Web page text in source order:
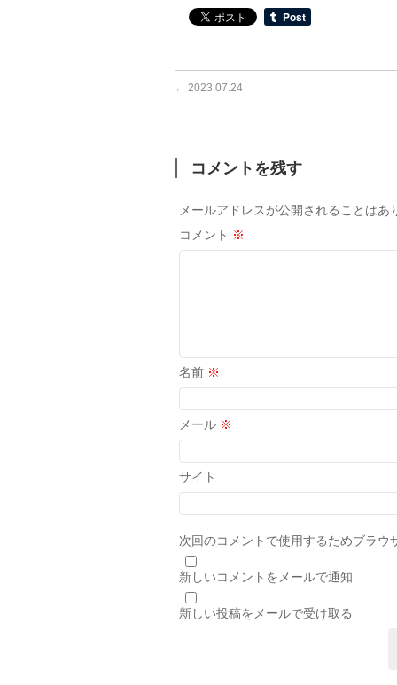
← 2023.07.24
コメントを残す
メールアドレスが公開されることはあ
コメント ※
名前 ※
メール ※
サイト
次回のコメントで使用するためブラ
新しいコメントをメールで通知
新しい投稿をメールで受け取る